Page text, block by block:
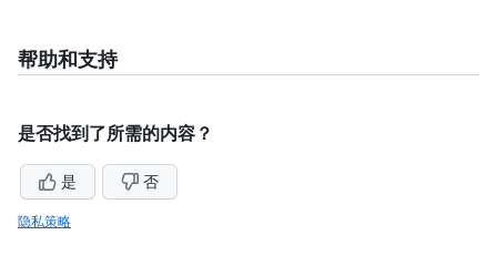
帮助和支持
是否找到了所需的内容？
是 否
隐私策略